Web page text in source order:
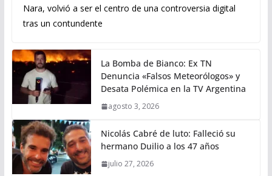
Nara, volvió a ser el centro de una controversia digital
tras un contundente
La Bomba de Bianco: Ex TN
Denuncia «Falsos Meteorólogos» y
Desata Polémica en la TV Argentina
agosto 3, 2026
Nicolás Cabré de luto: Falleció su
hermano Duilio a los 47 años
julio 27, 2026